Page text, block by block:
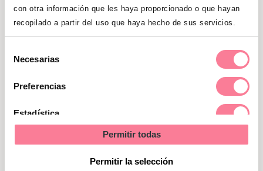
con otra información que les haya proporcionado o que hayan
recopilado a partir del uso que haya hecho de sus servicios.
Necesarias
Preferencias
Estadística
Permitir todas
Permitir la selección
Cuando le pidas algo, hazlo de
forma positiva: “Por favor, habla un
, en
lugar de decir
Puedes ignorar algunos
comportamientos que no sean
peligrosos:cuando está quejica y lo
discute todo o cuando tiene alguna
rabieta pequeña. En algunos casos,